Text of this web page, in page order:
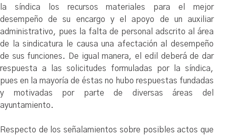
la síndica los recursos materiales para el mejor
desempeño de su encargo y el apoyo de un auxiliar
administrativo, pues la falta de personal adscrito al área
de la sindicatura le causa una afectación al desempeño
de sus funciones. De igual manera, el edil deberá de dar
respuesta a las solicitudes formuladas por la síndica,
pues en la mayoría de éstas no hubo respuestas fundadas
y motivadas por parte de diversas áreas del
ayuntamiento.
Respecto de los señalamientos sobre posibles actos que